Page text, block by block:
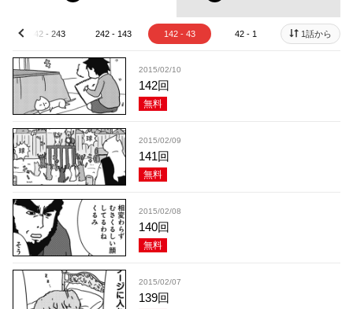
342 - 243 242 - 143 142 - 43 42 - 1
prev 1話から
2015/02/10
142回
無料
2015/02/09
141回
無料
2015/02/08
140回
無料
2015/02/07
139回